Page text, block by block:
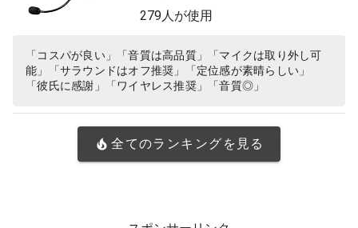
mm 有線 マイク付き Blue VO!CE搭
5 PS4 PC windows ブラック 国内正
規品 ※Amazon.co.jp限定 壁…
279人が使用
「コスパが良い」「音質は高品質」「マイクは取り外し可
能」「サラウンドはオフ推奨」「定位感が素晴らしい」
「彼氏に感謝」「ワイヤレス推奨」「音質◎」
全てのランキングを見る